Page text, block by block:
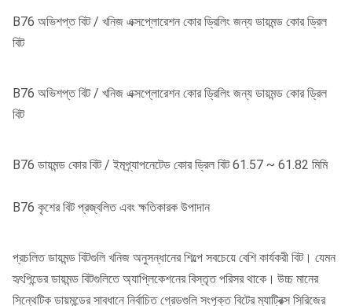
B76 অভিশপ্ত বিট / খনিজ এক্সপ্লোরেশন কোর ড্রিলিং জন্য ডায়মন্ড কোর ড্রিল
বিট
B76 অভিশপ্ত বিট / খনিজ এক্সপ্লোরেশন কোর ড্রিলিং জন্য ডায়মন্ড কোর ড্রিল
বিট
B76 ডায়মন্ড কোর বিট / ইমপ্র্যাপনেটেড কোর ড্রিল বিট 61.57 ~ 61.82 মিমি
B76 কৃশের বিট প্রজ্বলিত এবং ক্ষতিকারক উপাদান
প্রচলিত ডায়মন্ড বিটগুলি খনিজ অনুসন্ধানের শিল্পে সবচেয়ে বেশি কার্যকরী বিট। যেমন
হৃৎপিন্ডের ডায়মন্ড বিটগুলিতে অ্যাপ্লিকেশনের বিস্তৃত পরিসর থাকে। উচ্চ মানের
সিন্থেটিক ডায়মন্ডের সাবধানে নির্বাচিত গ্রেডগুলি সংপৃক্ত বিটের ম্যাট্রিক্স সিরিজের